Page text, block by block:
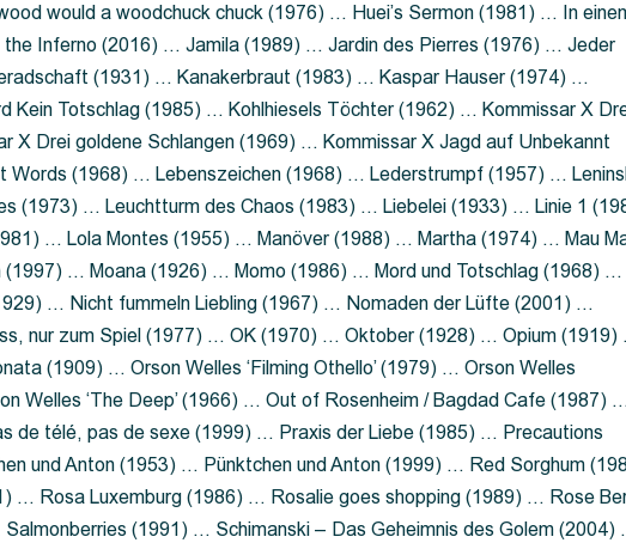
would a woodchuck chuck (1976) … Huei’s Sermon (1981) … In
Inferno (2016) … Jamila (1989) … Jardin des Pierres (1976) … Jeder
(1931) … Kanakerbraut (1983) … Kaspar Hauser (1974) …
Kein Totschlag (1985) … Kohlhiesels Töchter (1962) … Kommissar X
X Drei goldene Schlangen (1969) … Kommissar X Jagd auf Unbekannt
(1968) … Lebenszeichen (1968) … Lederstrumpf (1957) …
(1973) … Leuchtturm des Chaos (1983) … Liebelei (1933) … Linie 1
… Lola Montes (1955) … Manöver (1988) … Martha (1974) … Mau
(1997) … Moana (1926) … Momo (1986) … Mord und Totschlag (1968) …
… Nicht fummeln Liebling (1967) … Nomaden der Lüfte (2001) …
nur zum Spiel (1977) … OK (1970) … Oktober (1928) … Opium (1919)
(1909) … Orson Welles ‘Filming Othello’ (1979) … Orson Welles
Welles ‘The Deep’ (1966) … Out of Rosenheim / Bagdad Cafe (1987) …
de télé, pas de sexe (1999) … Praxis der Liebe (1985) … Precautions
und Anton (1953) … Pünktchen und Anton (1999) … Red Sorghum
… Rosa Luxemburg (1986) … Rosalie goes shopping (1989) … Rose
(1991) … Schimanski – Das Geheimnis des Golem (2004)